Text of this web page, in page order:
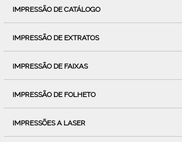
IMPRESSÃO DE CATÁLOGO
IMPRESSÃO DE EXTRATOS
IMPRESSÃO DE FAIXAS
IMPRESSÃO DE FOLHETO
IMPRESSÕES A LASER